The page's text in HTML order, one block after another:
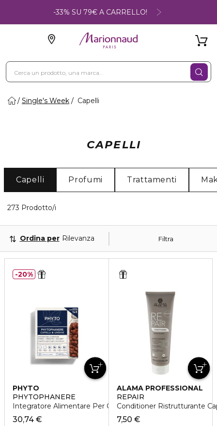
-33% SU 79€ A CARRELLO!
Single's Week Capelli
CAPELLI
Capelli Profumi Trattamenti
273 Prodotto/i
Filtra
Ordina per Rilevanza
PHYTO
PHYTOPHANERE
Integratore Alimentare Per Capelli e Unghie
30,74 €
20%
ALAMA PROFESSIONAL
REPAIR
Conditioner Ristrutturante
7,50 €